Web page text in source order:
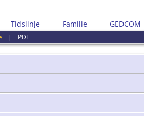
Tidslinje Familie GEDCOM
| PDF